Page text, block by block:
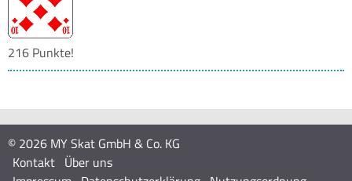
216 Punkte!
© 2026 MY Skat GmbH & Co. KG
Kontakt Über uns